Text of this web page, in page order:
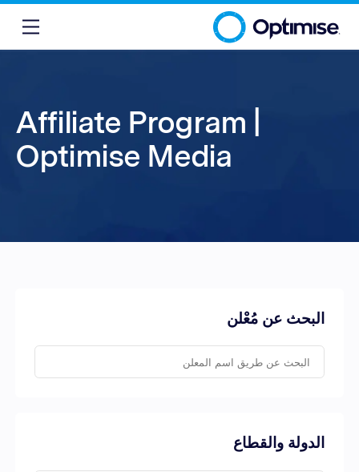
Affiliate Program |
Optimise Media
البحث عن مُعْلن
الدولة والقطاع